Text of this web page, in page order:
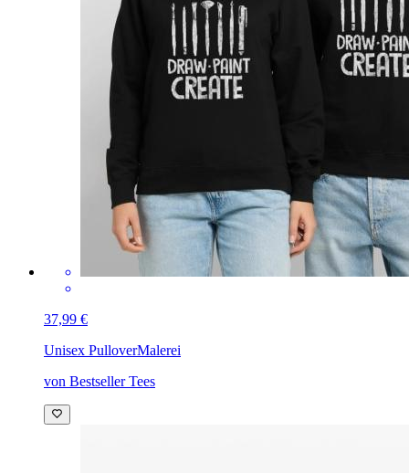
37,99 €
Unisex PulloverMalerei
von Bestseller Tees